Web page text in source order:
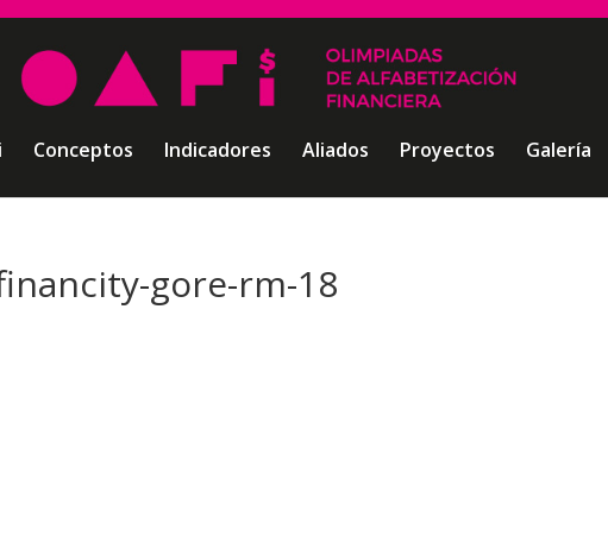
Conceptos Indicadores Aliados Proyectos Galería
gore-rm-18